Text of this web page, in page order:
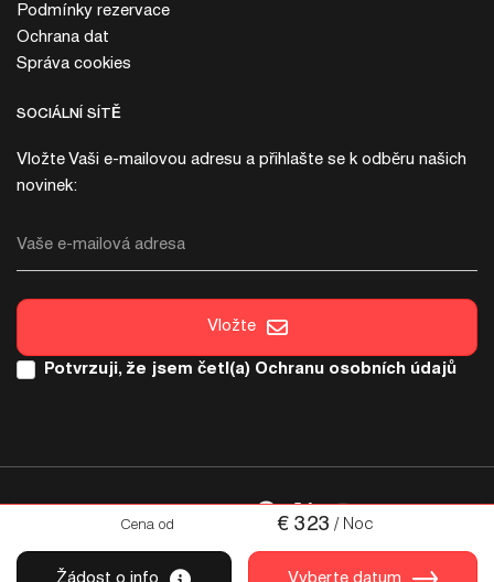
Cena od €323 / Noc
Podmínky rezervace
Ochrana dat
Správa cookies
SOCIÁLNÍ SÍTĚ
Vložte Vaši e-mailovou adresu a přihlašte se k odběru našich
novinek:
Vaše e-mailová adresa
Vložte
Potvrzuji, že jsem četl(a) Ochranu osobních údajů
Copyright & copy; 2026 Italica. Všechna práva vyhrazena